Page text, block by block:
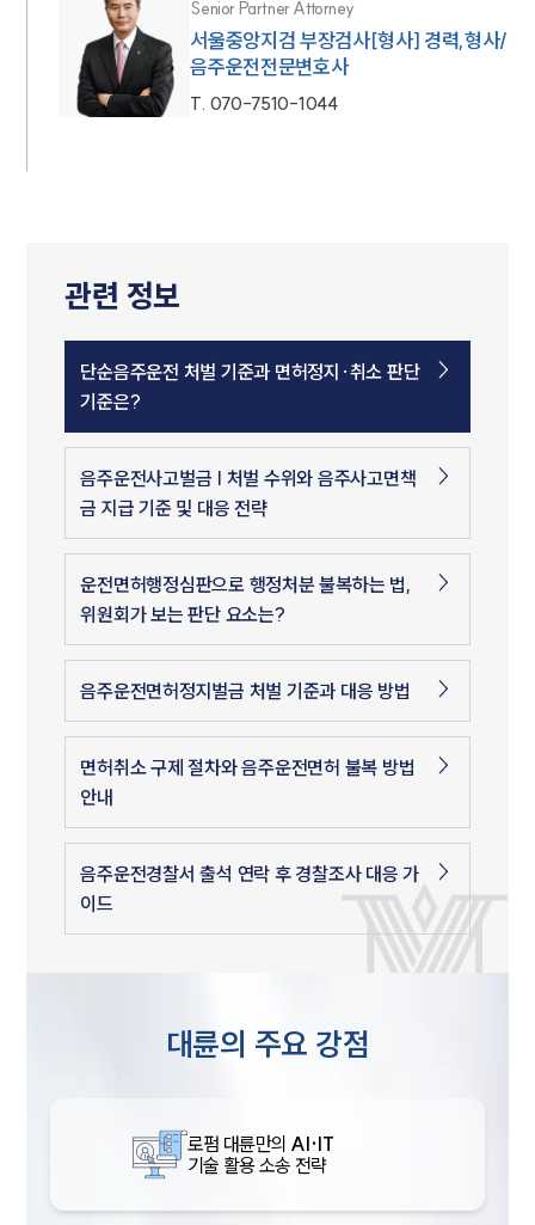
Senior Partner Attorney
서울중앙지검 부장검사[형사] 경력,형사/
음주운전전문변호사
T. 070-7510-1044
관련 정보
단순음주운전 처벌 기준과 면허정지·취소 판단
기준은?
음주운전사고벌금 | 처벌 수위와 음주사고면책
금 지급 기준 및 대응 전략
운전면허행정심판으로 행정처분 불복하는 법,
위원회가 보는 판단 요소는?
음주운전면허정지벌금 처벌 기준과 대응 방법
면허취소 구제 절차와 음주운전면허 불복 방법
안내
음주운전경찰서 출석 연락 후 경찰조사 대응 가
이드
대륜의 주요 강점
로펌 대륜만의 AI·IT
기술 활용 소송 전략